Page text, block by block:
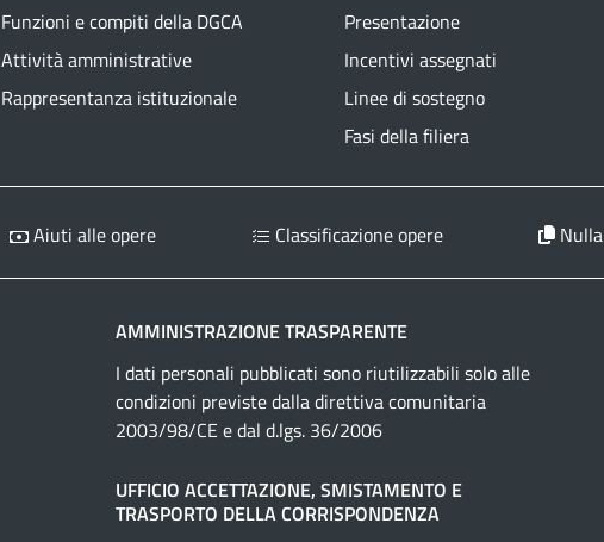
Funzioni e compiti della DGCA
Attività amministrative
Rappresentanza istituzionale
Presentazione
Incentivi assegnati
Linee di sostegno
Fasi della filiera
Aiuti alle opere Classificazione opere
AMMINISTRAZIONE TRASPARENTE
I dati personali pubblicati sono riutilizzabili solo alle
condizioni previste dalla direttiva comunitaria
2003/98/CE e dal d.lgs. 36/2006
UFFICIO ACCETTAZIONE, SMISTAMENTO E
TRASPORTO DELLA CORRISPONDENZA